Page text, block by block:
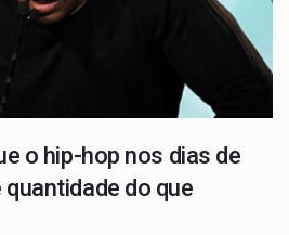
o hip-hop nos dias de
do que